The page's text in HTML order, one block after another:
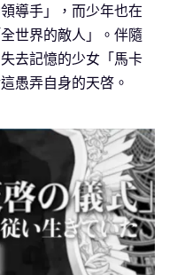
導手」，而少年也在
世界的敵人」。伴隨
去記憶的少女「馬卡
愚弄自身的天啓。